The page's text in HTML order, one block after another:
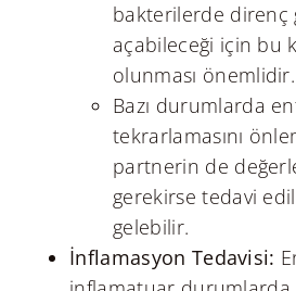
bakterilerde direnç
açabileceği için bu
olunması önemlidir.
Bazı durumlarda
tekrarlamasını
partnerin de
gerekirse tedavi
gelebilir.
İnflamasyon Tedavisi: